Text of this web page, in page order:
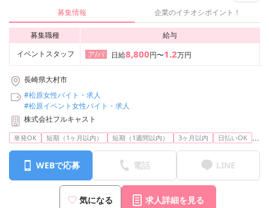
募集情報 企業のイチオシポイント！
募集職種
給与
イベントスタッフ
ア/パ 日給8,800円〜1.2万円
長崎県大村市
#松原女性バイト・求人
#松原イベント女性バイト・求人
株式会社フルキャスト
単発OK 短期（1ヶ月以内） 短期（1週間以内） 3ヶ月以内 日払いOK ...
WEBで応募 電話 LINE
気になる 求人詳細を見る